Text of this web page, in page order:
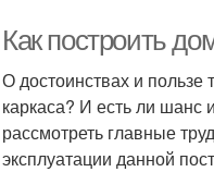
Как построить
О достоинствах и пользе
каркаса? И есть ли шанс
рассмотреть главные
эксплуатации данной